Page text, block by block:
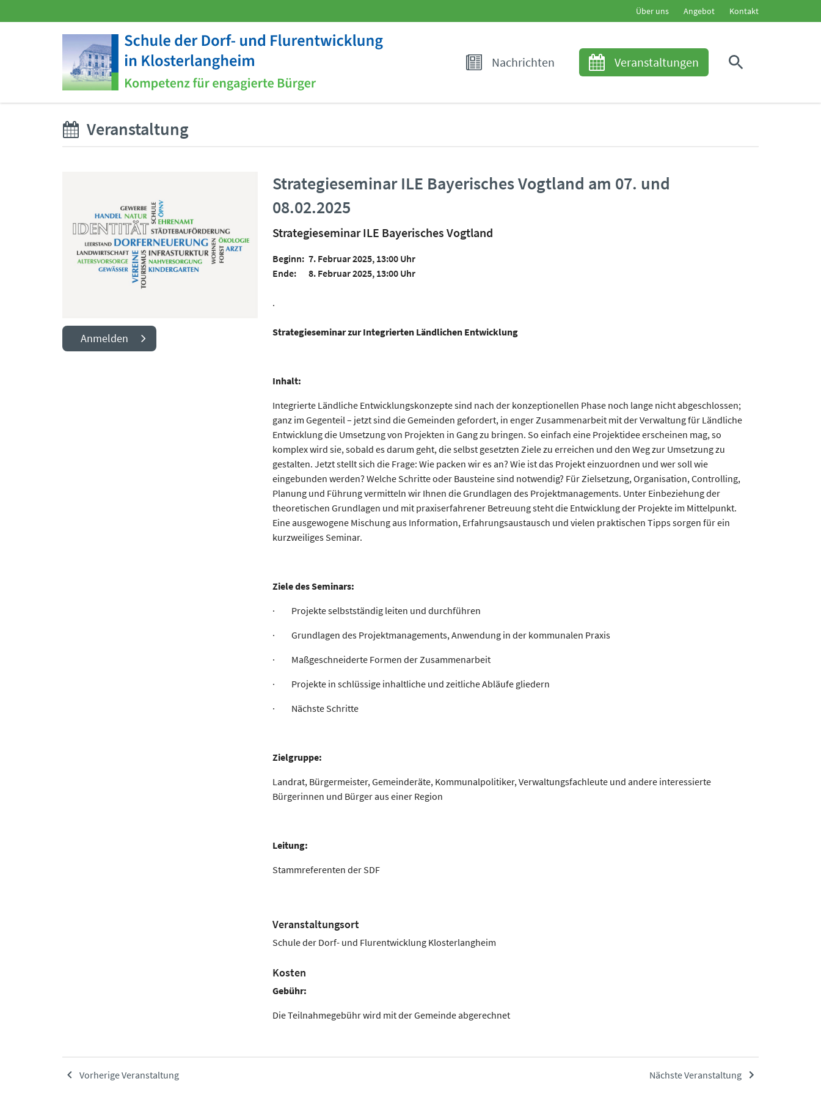
Über uns Angebot Kontakt
Nachrichten Veranstaltungen
Veranstaltung
Anmelden
Strategieseminar ILE Bayerisches Vogtland am 07. und
08.02.2025
Strategieseminar ILE Bayerisches Vogtland
Beginn: 7. Februar 2025, 13:00 Uhr
Ende:
8. Februar 2025, 13:00 Uhr
.
Strategieseminar zur Integrierten Ländlichen Entwicklung
Inhalt:
Integrierte Ländliche Entwicklungskonzepte sind nach der konzeptionellen Phase noch lange nicht abgeschlossen;
ganz im Gegenteil – jetzt sind die Gemeinden gefordert, in enger Zusammenarbeit mit der Verwaltung für Ländliche
Entwicklung die Umsetzung von Projekten in Gang zu bringen. So einfach eine Projektidee erscheinen mag, so
komplex wird sie, sobald es darum geht, die selbst gesetzten Ziele zu erreichen und den Weg zur Umsetzung zu
gestalten. Jetzt stellt sich die Frage: Wie packen wir es an? Wie ist das Projekt einzuordnen und wer soll wie
eingebunden werden? Welche Schritte oder Bausteine sind notwendig? Für Zielsetzung, Organisation, Controlling,
Planung und Führung vermitteln wir Ihnen die Grundlagen des Projektmanagements. Unter Einbeziehung der
theoretischen Grundlagen und mit praxiserfahrener Betreuung steht die Entwicklung der Projekte im Mittelpunkt.
Eine ausgewogene Mischung aus Information, Erfahrungsaustausch und vielen praktischen Tipps sorgen für ein
kurzweiliges Seminar.
Ziele des Seminars:
· Projekte selbstständig leiten und durchführen
· Grundlagen des Projektmanagements, Anwendung in der kommunalen Praxis
· Maßgeschneiderte Formen der Zusammenarbeit
· Projekte in schlüssige inhaltliche und zeitliche Abläufe gliedern
· Nächste Schritte
Zielgruppe:
Landrat, Bürgermeister, Gemeinderäte, Kommunalpolitiker, Verwaltungsfachleute und andere interessierte
Bürgerinnen und Bürger aus einer Region
Leitung:
Stammreferenten der SDF
Veranstaltungsort
Schule der Dorf- und Flurentwicklung Klosterlangheim
Kosten
Gebühr:
Die Teilnahmegebühr wird mit der Gemeinde abgerechnet
Vorherige Veranstaltung Nächste Veranstaltung